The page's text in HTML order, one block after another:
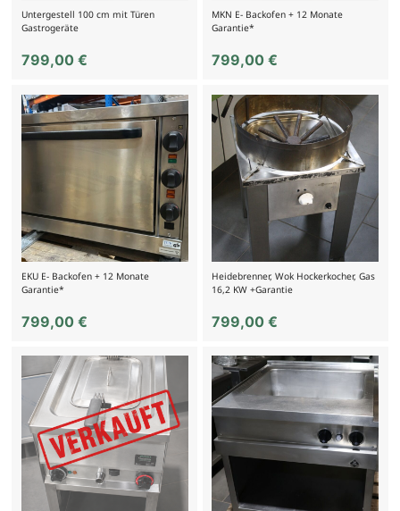
Untergestell 100 cm mit Türen
Gastrogeräte
799,00 €
MKN E- Backofen + 12 Monate
Garantie*
799,00€
EKU E- Backofen + 12 Monate
Garantie*
799,00 €
Heidebrenner, Wok Hockerkocher, Gas
16,2 KW +Garantie
799,00€